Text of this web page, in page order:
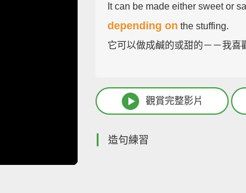
It can be made either sweet or
depending on the stuffing.
它可以做成鹹的或甜的－－我喜
觀賞完整影片
造句練習